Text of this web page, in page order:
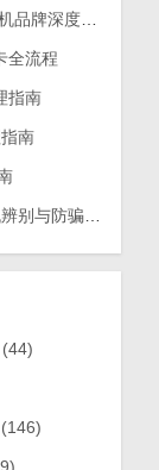
佛山POS机品牌怎么选？2025主流POS机品牌深度测评与选购指南
全流程
指南
南
佛山POS机安全指南：一清机 vs 二清机辨别与防骗手册
(146)